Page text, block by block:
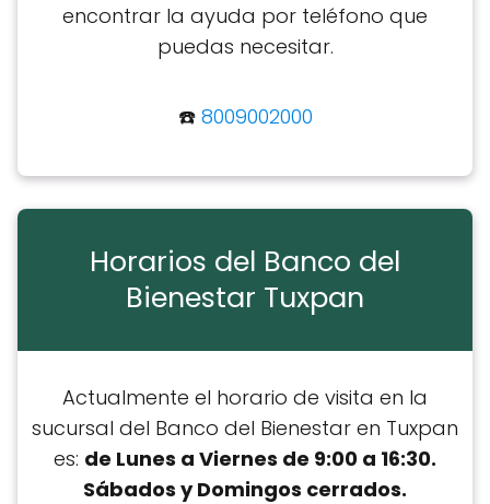
encontrar la ayuda por teléfono que
puedas necesitar.
☎️ 8009002000
Horarios del Banco del
Bienestar Tuxpan
Actualmente el horario de visita en la
sucursal del Banco del Bienestar en Tuxpan
es: de Lunes a Viernes de 9:00 a 16:30.
Sábados y Domingos cerrados.